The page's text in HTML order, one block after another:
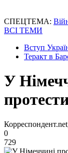
СПЕЦТЕМА:
ВСІ ТЕМИ
Вступ
Теракт в
У
0
729